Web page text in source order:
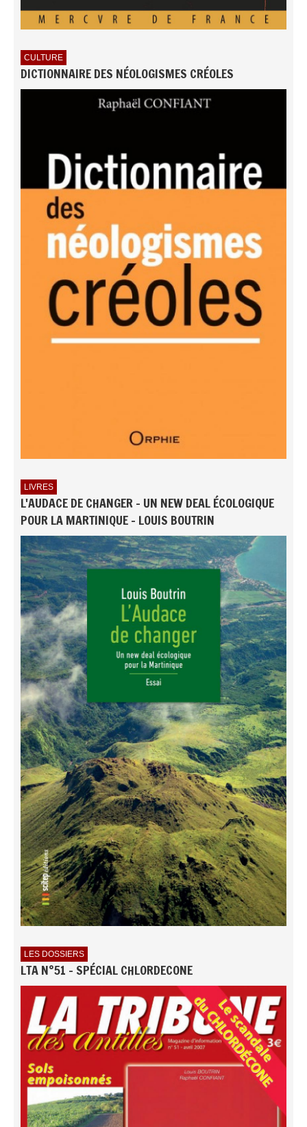
CULTURE
DICTIONNAIRE DES NÉOLOGISMES CRÉOLES
LIVRES
L'AUDACE DE CHANGER - UN NEW DEAL ÉCOLOGIQUE
POUR LA MARTINIQUE - LOUIS BOUTRIN
LES DOSSIERS
LTA N°51 - SPÉCIAL CHLORDECONE